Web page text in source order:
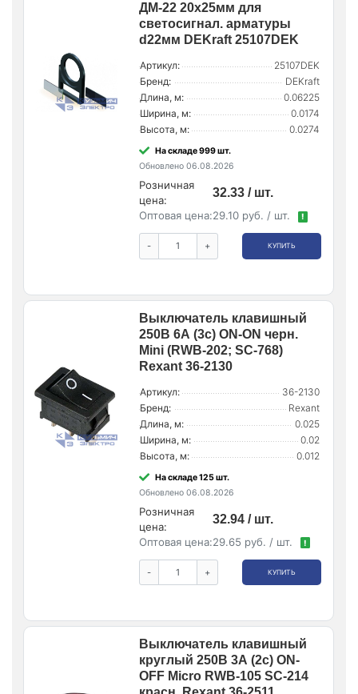
ДМ-22 20х25мм для
светосигнал. арматуры
d22мм DEKraft 25107DEK
Артикул:
25107DEK
Бренд:
DEKraft
Длина, м:
0.06225
Ширина, м:
0.0174
Высота, м:
0.0274
На складе 999 шт.
Обновлено 06.08.2026
Розничная
цена:
32.33 / шт.
Оптовая цена:29.10 руб. / шт. !
- + КУПИТЬ
Выключатель клавишный
250В 6А (3с) ON-ON черн.
Mini (RWB-202; SC-768)
Rexant 36-2130
Артикул:
36-2130
Бренд:
Rexant
Длина, м:
0.025
Ширина, м:
0.02
Высота, м:
0.012
На складе 125 шт.
Обновлено 06.08.2026
Розничная
цена:
32.94 / шт.
Оптовая цена:29.65 руб. / шт. !
- + КУПИТЬ
Выключатель клавишный
круглый 250В 3А (2с) ON-
OFF Micro RWB-105 SC-214